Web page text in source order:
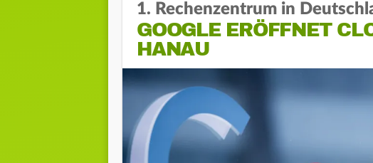
1. Rechenzentrum in
GOOGLE ERÖFFNET
HANAU